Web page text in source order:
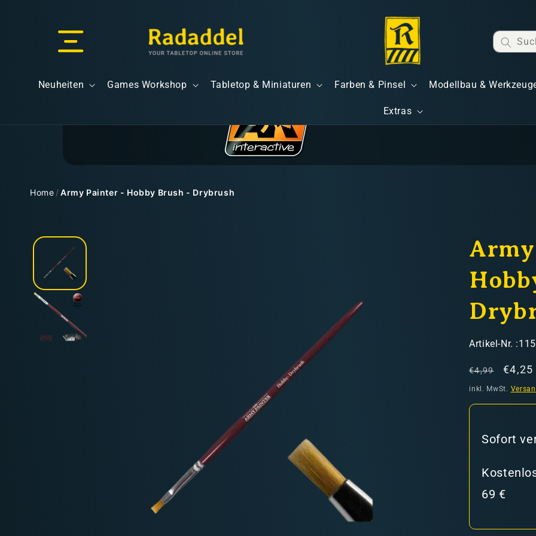
Neuheiten Games Workshop Tabletop & Miniaturen Farben & Pinsel Modellbau &
Extras
Home /Army Painter - Hobby Brush - Drybrush
Zu
Produktinformationen
SKU:
Artikel-Nr.
Normaler
Preis
€4,99 €4,25
inkl. MwSt.
Sofort
69 €
Kostenloser Versand
Deutschland: ab
Österreich & EU: ab
Schweiz: ab
Nicht-EU: kein kostenloser Versand
Lieferungen in Nicht-EU-Länder (z. B. Schweiz)
nicht im Kaufpreis oder in den Versandkosten